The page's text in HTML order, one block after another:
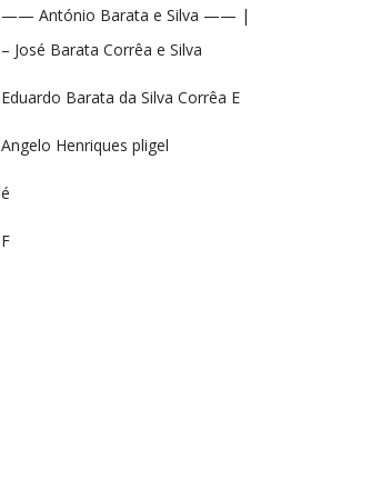
—— António Barata e Silva —— |
– José Barata Corrêa e Silva
Eduardo Barata da Silva Corrêa E
Angelo Henriques pligel
é
F